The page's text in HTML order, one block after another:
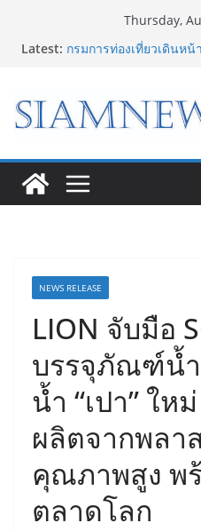
Thursday,
Latest: กรมการท่องเที่ยวเดินห
“ดีโด้” คว้ารางวัล
Non 100% ครองที่ 1 ใ
มุมมองใหม่สู่การศึกษาร
Bambu Lab เปิด
Premium Store แห่งแร
การเรียนรู้ผ่าน 3D
NEWS RELEASE
LION จับมือ
บรรจุภัณฑ์น้
น้ำ “เปา” ให
ผลิตจากพลา
คุณภาพสูง พ
ตลาดโลก